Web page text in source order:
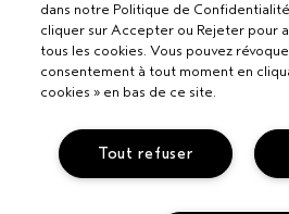
dans notre Politique de
cliquer sur Accepter ou Rejeter pour
tous les cookies. Vous pouvez
consentement à tout moment en
cookies » en bas de ce site.
Tout refuser